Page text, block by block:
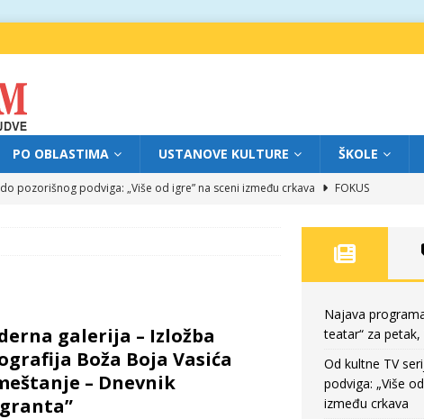
PO OBLASTIMA USTANOVE KULTURE ŠKOLE
pozorišnog podviga: „Više od igre” na sceni između crkava
FOKUS
„Equilibrium“ otvorio novo poglavlje likovnog programa Grada teatra
festivala „Grad teatar“ za srijedu, 5. avgust
galerija – Izložba
Boža Boja Vasića
– Dnevnik
Najava
teatar“ za petak,
Od kultne TV
podviga: „Više
između crkava